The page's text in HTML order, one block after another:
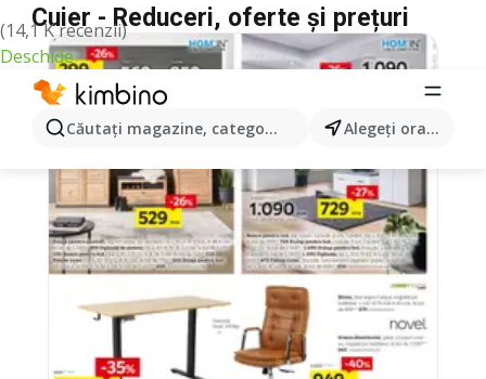
(14,1 K recenzii)
Deschide
Căutaţi magazine, categorii, produse... Alegeţi oraşul
Cuier - Reduceri, oferte și prețuri